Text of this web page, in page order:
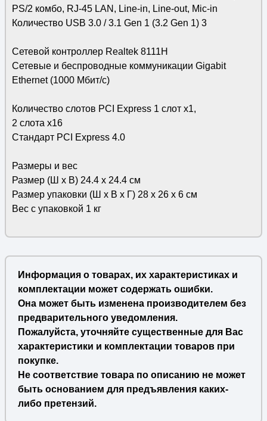
PS/2 комбо, RJ-45 LAN, Line-in, Line-out, Mic-in
Количество USB 3.0 / 3.1 Gen 1 (3.2 Gen 1) 3
Сетевой контроллер Realtek 8111H
Сетевые и беспроводные коммуникации Gigabit
Ethernet (1000 Мбит/с)
Количество слотов PCI Express 1 слот x1,
2 слота x16
Стандарт PCI Express 4.0
Размеры и вес
Размер (Ш х В) 24.4 х 24.4 см
Размер упаковки (Ш х В х Г) 28 х 26 х 6 см
Вес с упаковкой 1 кг
Информация о товарах, их характеристиках и
комплектации может содержать ошибки.
Она может быть изменена производителем без
предварительного уведомления.
Пожалуйста, уточняйте существенные для Вас
характеристики и комплектации товаров при
покупке.
Не соответствие товара по описанию не может
быть основанием для предъявления каких-
либо претензий.